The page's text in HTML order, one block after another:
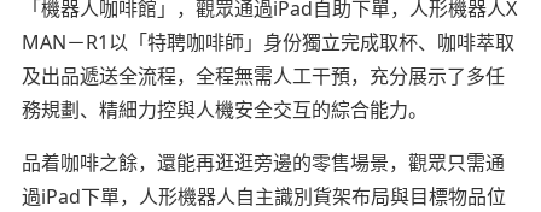
「機器人咖啡館」，觀眾通過iPad自助下單，人形機器人X
MAN－R1以「特聘咖啡師」身份獨立完成取杯、咖啡萃取
及出品遞送全流程，全程無需人工干預，充分展示了多任
務規劃、精細力控與人機安全交互的綜合能力。
品着咖啡之餘，還能再逛逛旁邊的零售場景，觀眾只需通
過iPad下單，人形機器人自主識別貨架布局與目標物品位